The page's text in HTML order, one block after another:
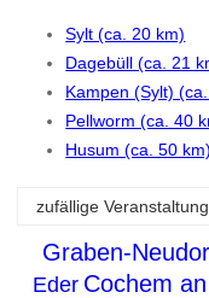
Sylt (ca. 20 km)
Dagebüll (ca. 21
Kampen (Sylt)
Pellworm (ca. 40
Husum (ca. 50 km)
zufällige
Graben-
Eder Cochem